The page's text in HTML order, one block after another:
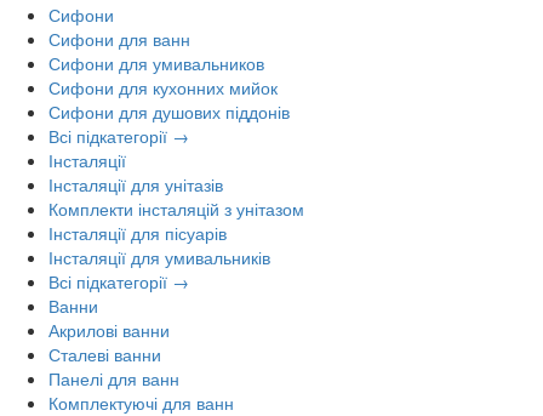
Сифони
Сифони для ванн
Сифони для умивальников
Сифони для кухонних мийок
Сифони для душових піддонів
Всі підкатегорії →
Інсталяції
Інсталяції для унітазів
Комплекти інсталяцій з унітазом
Інсталяції для пісуарів
Інсталяції для умивальників
Всі підкатегорії →
Ванни
Акрилові ванни
Сталеві ванни
Панелі для ванн
Комплектуючі для ванн